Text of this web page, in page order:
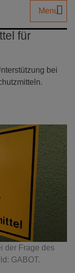
Menu
für
bei
der Frage des
GABOT.